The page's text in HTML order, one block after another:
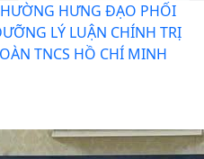
HƯNG ĐẠO PHỐI
LÝ LUẬN CHÍNH TRỊ
TNCS HỒ CHÍ MINH